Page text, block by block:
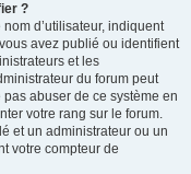
?
d’utilisateur, indiquent
avez publié ou identifient
et les
du forum peut
abuser de ce système en
votre rang sur le forum.
et un administrateur ou un
votre compteur de